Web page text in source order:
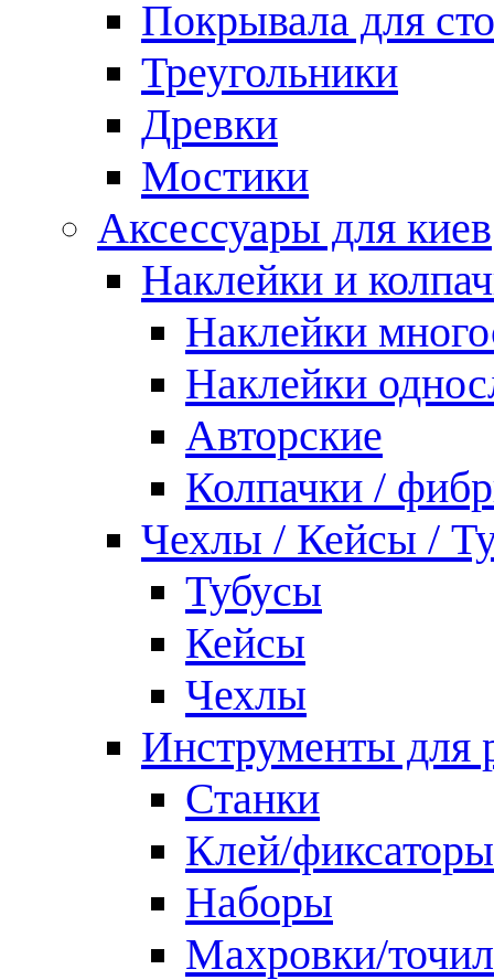
Покрывала для
Треугольники
Древки
Мостики
Аксессуары для киев
Наклейки и
Наклейки
Наклейки
Авторские
Колпачки /
Чехлы / Кейсы /
Тубусы
Кейсы
Чехлы
Инструменты для
Станки
Клей/фиксаторы
Наборы
Махровки/